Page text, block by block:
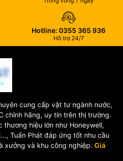
Giá Nút Nhấn
0217V
giá nút nhấn khẩn vuông lắp nổi
lòng liên hệ ngay để được hỗ trợ
0852 917 249
nhanh chóng
Hotline: 0355 365 936
Hỗ trợ 24/7
cung cấp vật tư ngành nước,
chính hãng, uy tín trên thị trường.
thương hiệu lớn như Honeywell,
Tuấn Phát đáp ứng tốt nhu cầu
xưởng và khu công nghiệp. Giá